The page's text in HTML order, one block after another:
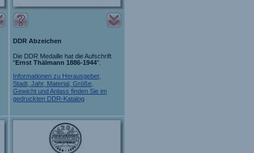
DDR Abzeichen
Die DDR Medaille hat die Aufschrift
"Ernst Thälmann 1886-1944".
Informationen zu Herausgeber,
Stadt, Jahr, Material, Größe,
Gewicht und Anlass finden Sie im
gedruckten DDR-Katalog